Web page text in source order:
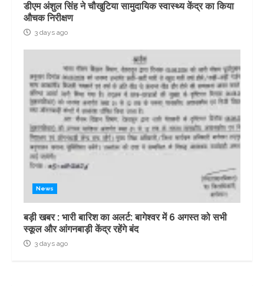
डीएम अंशुल सिंह ने चौखुटिया सामुदायिक स्वास्थ्य केंद्र का किया
औचक निरीक्षण
3 days ago
News
बड़ी खबर : भारी बारिश का अलर्ट: बागेश्वर में 6 अगस्त को सभी
स्कूल और आंगनबाड़ी केंद्र रहेंगे बंद
3 days ago